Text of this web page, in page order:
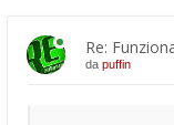
Re:
da puffin